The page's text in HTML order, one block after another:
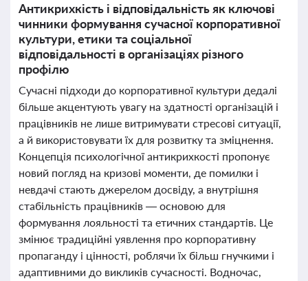
Антикрихкість і відповідальність як ключові
чинники формування сучасної корпоративної
культури, етики та соціальної
відповідальності в організаціях різного
профілю
Сучасні підходи до корпоративної культури дедалі
більше акцентують увагу на здатності організацій і
працівників не лише витримувати стресові ситуації,
а й використовувати їх для розвитку та зміцнення.
Концепція психологічної антикрихкості пропонує
новий погляд на кризові моменти, де помилки і
невдачі стають джерелом досвіду, а внутрішня
стабільність працівників — основою для
формування лояльності та етичних стандартів. Це
змінює традиційні уявлення про корпоративну
пропаганду і цінності, роблячи їх більш гнучкими і
адаптивними до викликів сучасності. Водночас,